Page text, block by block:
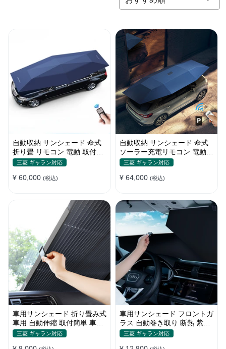
自動収納 サンシェード 傘式
折り畳 リモコン 電動 取付簡
単 汎用 防風
三菱 ギャラン対応
¥ 60,000 (税込)
自動収納 サンシェード 傘式
ソーラー充電リモコン 電動
取付簡単 汎用
三菱 ギャラン対応
¥ 64,000 (税込)
車用サンシェード 折り畳み式
車用 自動伸縮 取付簡単 車中
泊 紫外線UVカット 仮眠 断熱
三菱 ギャラン対応
車用サンシェード フロントガ
ラス 自動巻き取り 断熱 紫外
線 UVカット 取付収納便利
三菱 ギャラン対応